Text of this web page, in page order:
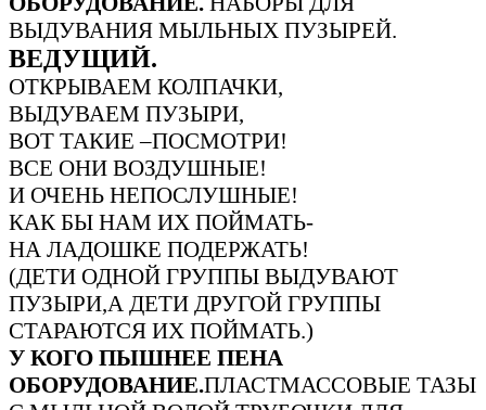
ВЫДУВАНИЯ МЫЛЬНЫХ ПУЗЫРЕЙ.
ВЕДУЩИЙ.
ОТКРЫВАЕМ КОЛПАЧКИ,
ВЫДУВАЕМ ПУЗЫРИ,
ВОТ ТАКИЕ –ПОСМОТРИ!
ВСЕ ОНИ ВОЗДУШНЫЕ!
И ОЧЕНЬ НЕПОСЛУШНЫЕ!
КАК БЫ НАМ ИХ ПОЙМАТЬ-
НА ЛАДОШКЕ ПОДЕРЖАТЬ!
(ДЕТИ ОДНОЙ ГРУППЫ ВЫДУВАЮТ
ПУЗЫРИ,А ДЕТИ ДРУГОЙ ГРУППЫ
СТАРАЮТСЯ ИХ ПОЙМАТЬ.)
У КОГО ПЫШНЕЕ ПЕНА
ОБОРУДОВАНИЕ.ПЛАСТМАССОВЫЕ ТАЗЫ